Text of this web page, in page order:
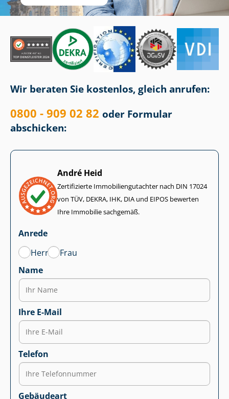
Wir beraten Sie kostenlos, gleich anrufen:
0800 - 909 02 82 oder Formular
abschicken:
André Heid
Zertifizierte Im­mo­bi­li­en­gut­ach­ter nach DIN 17024
von TÜV, DEKRA, IHK, DIA und EIPOS bewerten
Ihre Immobilie sachgemäß.
Anrede
Herr
Frau
Name
Ihre E-Mail
Telefon
Gebäudeart